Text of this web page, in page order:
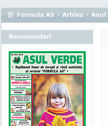
Formula AS › Arhiva › Anul
Recomandari